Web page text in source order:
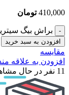
410,000 تومان
براش بیگ
افزودن به سبد خرید
مقایسه
افزودن به علاقه
11 نفر در حال